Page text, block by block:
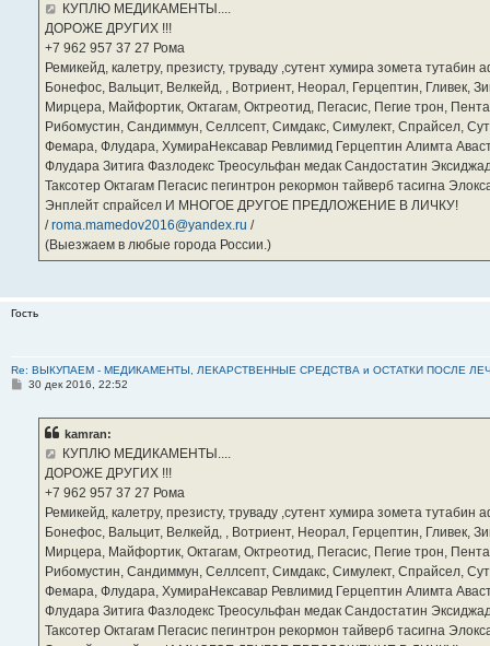
КУПЛЮ МЕДИКАМЕНТЫ....
ДОРОЖЕ ДРУГИХ !!!
‪+7 962 957 37 27‬ Рома
Ремикейд, калетру, презисту, труваду ,сутент хумира зомета
Бонефос, Вальцит, Велкейд, , Вотриент, Неорал, Герцептин, Гливек,
Мирцера, Майфортик, Октагам, Октреотид, Пегасис, Пегие трон,
Рибомустин, Сандиммун, Селлсепт, Симдакс, Симулект, Спрайсел,
Фемара, Флудара, ХумираНексавар Ревлимид Герцептин Алимта
Флудара Зитига Фазлодекс Треосульфан медак Сандостатин
Таксотер Октагам Пегасис пегинтрон рекормон тайверб тасигна
Энплейт спрайсел И МНОГОЕ ДРУГОЕ ПРЕДЛОЖЕНИЕ В ЛИЧКУ!
/roma.mamedov2016@yandex.ru /
(Выезжаем в любые города России.)
Гость
Re: ВЫКУПАЕМ - МЕДИКАМЕНТЫ, ЛЕКАРСТВЕННЫЕ СРЕДСТВА и ОСТАТКИ ПОСЛЕ
С30 дек 2016, 22:52
kamran:
КУПЛЮ МЕДИКАМЕНТЫ....
ДОРОЖЕ ДРУГИХ !!!
‪+7 962 957 37 27‬ Рома
Ремикейд, калетру, презисту, труваду ,сутент хумира зомета
Бонефос, Вальцит, Велкейд, , Вотриент, Неорал, Герцептин, Гливек,
Мирцера, Майфортик, Октагам, Октреотид, Пегасис, Пегие трон,
Рибомустин, Сандиммун, Селлсепт, Симдакс, Симулект, Спрайсел,
Фемара, Флудара, ХумираНексавар Ревлимид Герцептин Алимта
Флудара Зитига Фазлодекс Треосульфан медак Сандостатин
Таксотер Октагам Пегасис пегинтрон рекормон тайверб тасигна